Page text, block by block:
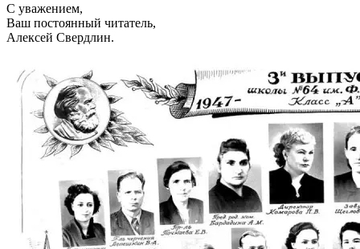
С уважением,
Ваш постоянный читатель,
Алексей Свердлин.